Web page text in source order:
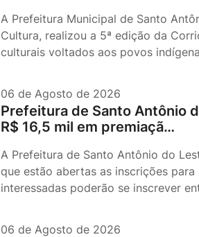
A Prefeitura Municipal de Santo
Cultura, realizou a 5ª edição da
culturais voltados aos povos
06 de Agosto de 2026
Prefeitura de Santo Antônio
R$ 16,5 mil em premiaçã…
A Prefeitura de Santo Antônio do
que estão abertas as inscrições
interessadas poderão se inscrever
06 de Agosto de 2026